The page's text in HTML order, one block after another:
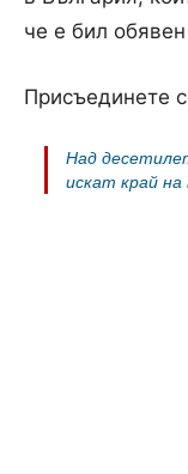
че е бил
Присъединете
Над
искат край